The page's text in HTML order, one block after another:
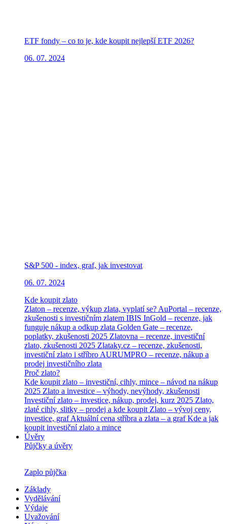
ETF fondy – co to je, kde koupit nejlepší ETF 2026?
06. 07. 2024
S&P 500 - index, graf, jak investovat
06. 07. 2024
Kde koupit zlato
Zlaton – recenze, výkup zlata, vyplatí se? AuPortal – recenze,
zkušenosti s investičním zlatem IBIS InGold – recenze, jak
funguje nákup a odkup zlata Golden Gate – recenze,
poplatky, zkušenosti 2025 Zlatovna – recenze, investiční
zlato, zkušenosti 2025 Zlataky.cz – recenze, zkušenosti,
investiční zlato i stříbro AURUMPRO – recenze, nákup a
prodej investičního zlata
Proč zlato?
Kde koupit zlato – investiční, cihly, mince – návod na nákup
2025 Zlato a investice – výhody, nevýhody, zkušenosti
Investiční zlato – investice, nákup, prodej, kurz 2025 Zlato,
zlaté cihly, slitky – prodej a kde koupit Zlato – vývoj ceny,
investice, grafAktuální cena stříbra a zlata – a grafKde a jak
koupit investiční zlato a mince
Úvěry
Půjčky a úvěry
Zaplo půjčka
Základy
Vydělávání
Výdaje
Uvažování